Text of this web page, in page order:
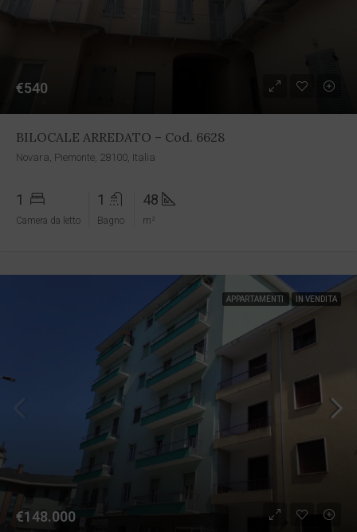
€540
BILOCALE ARREDATO – Cod. 6628
Novara, Piemonte, 28100, Italia
1
Camera da letto
1
Bagno
48
m²
APPARTAMENTI IN VENDITA
€148.000